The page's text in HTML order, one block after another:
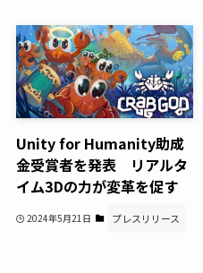
Unity for Humanity助成
金受賞者を発表 リアルタ
イム3Dの力が変革を促す
2024年5月21日 プレスリリース